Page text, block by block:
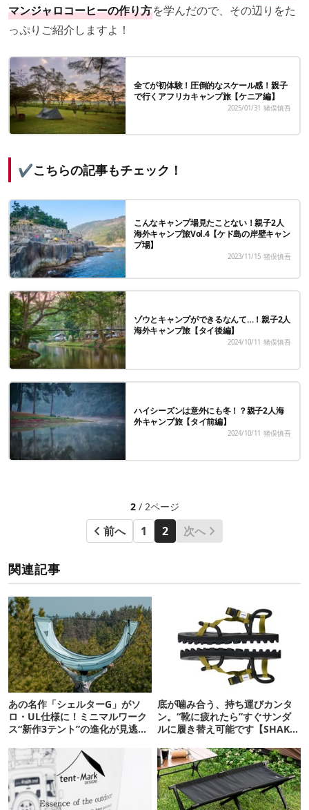
マンジャロコーヒーの作り方を学んだので、その辺りをた
っぷりご紹介しますよ！
全てが初体験！圧倒的なスケール感！親子
で行くアフリカキャンプ旅【ケニア編】
2025/01/31 猪俣慎吾
✔こちらの記事もチェック！
こんなキャンプ場見たことない！親子2人
海外キャンプ旅Vol.4【ケド島の岸壁キャン
プ場】
2023/11/15 猪俣慎吾
ゾウとキャンプができるなんて…！親子2人
海外キャンプ旅【タイ後編】
2024/10/11 猪俣慎吾
ハイシーズンは意外にも冬！？親子2人海
外キャンプ旅【タイ前編】
2024/10/11 猪俣慎吾
2/ 2ページ
前へ 1 2 次へ
関連記事
あの名作「シェルターG」がソ
ロ・UL仕様に！ミニマルワーク
ス“新作3テント”の進化が見逃せ
底が噛み合う、持ち運びカンタ
ン。“靴に疲れたら”すぐサンダ
ルに履き替え可能です【SHAKA